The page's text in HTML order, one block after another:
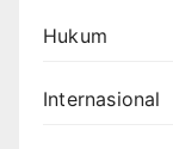
Hukum
Internasional